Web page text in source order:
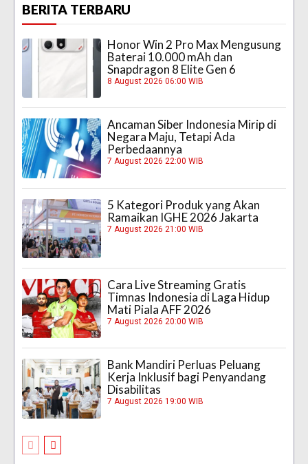
BERITA TERBARU
Honor Win 2 Pro Max Mengusung
Baterai 10.000 mAh dan
Snapdragon 8 Elite Gen 6
8 August 2026 06:00 WIB
Ancaman Siber Indonesia Mirip di
Negara Maju, Tetapi Ada
Perbedaannya
7 August 2026 22:00 WIB
5 Kategori Produk yang Akan
Ramaikan IGHE 2026 Jakarta
7 August 2026 21:00 WIB
Cara Live Streaming Gratis
Timnas Indonesia di Laga Hidup
Mati Piala AFF 2026
7 August 2026 20:00 WIB
Bank Mandiri Perluas Peluang
Kerja Inklusif bagi Penyandang
Disabilitas
7 August 2026 19:00 WIB